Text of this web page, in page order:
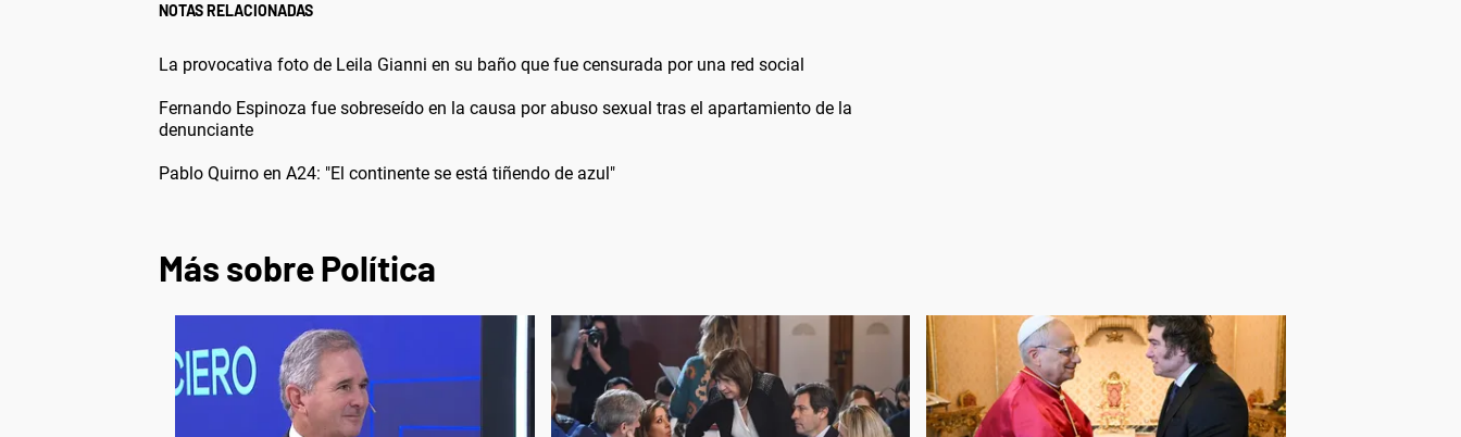
NOTAS RELACIONADAS
La provocativa foto de Leila Gianni en su baño que fue censurada por una red social
Fernando Espinoza fue sobreseído en la causa por abuso sexual tras el apartamiento de la
denunciante
Pablo Quirno en A24: "El continente se está tiñendo de azul"
Más sobre Política